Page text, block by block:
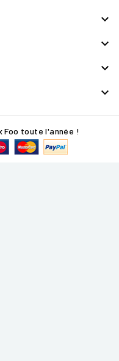




toute l'année !